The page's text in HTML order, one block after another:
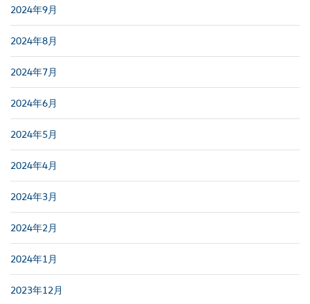
2024年9月
2024年8月
2024年7月
2024年6月
2024年5月
2024年4月
2024年3月
2024年2月
2024年1月
2023年12月